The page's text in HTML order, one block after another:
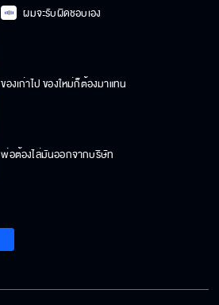
ผมจะรับผิดชอบเอง
ของเก่าไป ของใหม่ก็ต้องมาแทน
พ่อต้องไล่มันออกจากบริษัท
กล้าดียังไง มาแตะหลานสาวฉัน